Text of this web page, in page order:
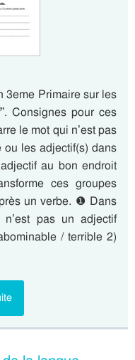
3eme Primaire sur les
Consignes pour ces
le mot qui n’est pas
ou les adjectif(s) dans
au bon endroit
ces groupes
un verbe. ❶ Dans
pas un adjectif
/ terrible 2)